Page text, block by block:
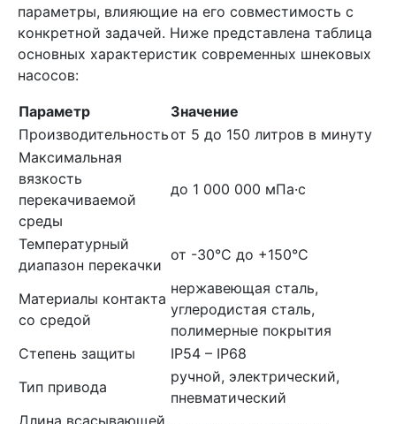
параметры, влияющие на его совместимость с
конкретной задачей. Ниже представлена таблица
основных характеристик современных шнековых
насосов:
Параметр
Значение
Производительностьот 5 до 150 литров в минуту
Максимальная
вязкость
перекачиваемой
среды
до 1 000 000 мПа·с
Температурный
диапазон перекачки
от -30°C до +150°C
Материалы контакта
со средой
нержавеющая сталь,
углеродистая сталь,
полимерные покрытия
Степень защиты
IP54 – IP68
Тип привода
ручной, электрический,
пневматический
Длина всасывающей